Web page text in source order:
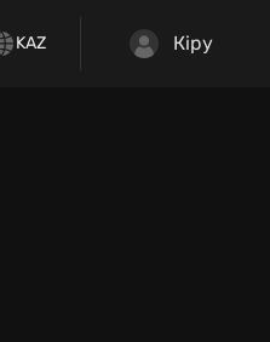
KAZ Кіру